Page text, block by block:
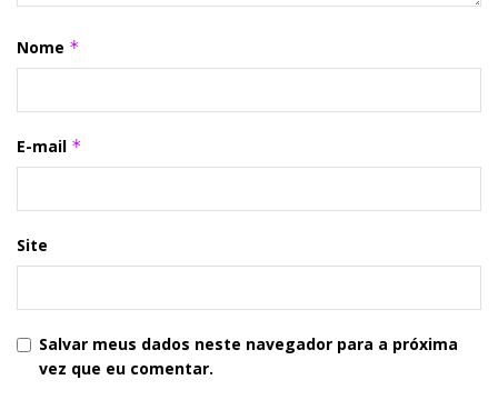
Nome *
E-mail *
Site
Salvar meus dados neste navegador para a próxima
vez que eu comentar.